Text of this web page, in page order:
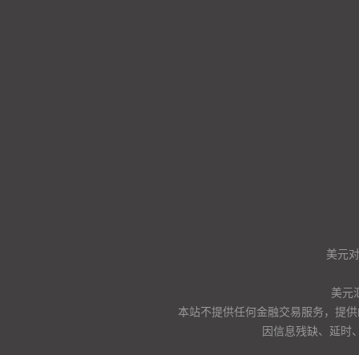
美元
美元
本站不提供任何金融交易服务，提
因信息残缺、延时